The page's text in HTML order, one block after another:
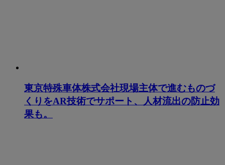
東京特殊車体株式会社現場主体で進むものづ
くりをAR技術でサポート、人材流出の防止効
果も。